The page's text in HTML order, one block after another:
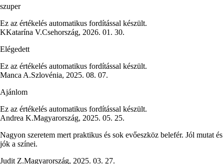
szuper
Ez az értékelés automatikus fordítással készült.
KKatarína V.Csehország, 2026. 01. 30.
Elégedett
Ez az értékelés automatikus fordítással készült.
Manca A.Szlovénia, 2025. 08. 07.
Ajánlom
Ez az értékelés automatikus fordítással készült.
Andrea K.Magyarország, 2025. 05. 25.
Nagyon szeretem mert praktikus és sok evőeszköz belefér. Jól mutat és
jók a színei.
Judit Z.Magyarország, 2025. 03. 27.